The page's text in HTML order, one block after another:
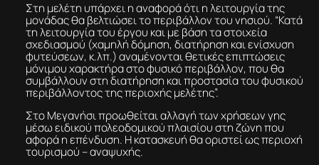
Στη μελέτη υπάρχει η αναφορά ότι η λειτουργία της
μονάδας θα βελτιώσει το περιβάλλον του νησιού. “Κατά
τη λειτουργία του έργου και με βάση τα στοιχεία
σχεδιασμού (χαμηλή δόμηση, διατήρηση και ενίσχυση
φυτεύσεων, κ.λπ.) αναμένονται θετικές επιπτώσεις
μόνιμου χαρακτήρα στο φυσικό περιβάλλον, που θα
συμβάλλουν στη διατήρηση και προστασία του φυσικού
περιβάλλοντος της περιοχής μελέτης”.
Στο Μεγανήσι προωθείται αλλαγή των χρήσεων γης
μέσω ειδικού πολεοδομικού πλαισίου στη ζώνη που
αφορά η επένδυση. Η κατασκευή θα οριστεί ως περιοχή
τουρισμού – αναψυχής.